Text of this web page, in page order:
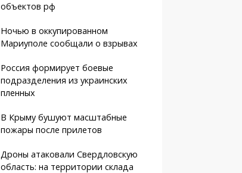
объектов рф
Ночью в оккупированном
Мариуполе сообщали о взрывах
Россия формирует боевые
подразделения из украинских
пленных
В Крыму бушуют масштабные
пожары после прилетов
Дроны атаковали Свердловскую
область: на территории склада